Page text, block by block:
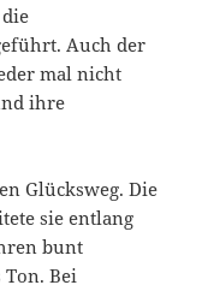
Auch der
mal nicht
ihre
Glücksweg. Die
sie entlang
bunt
Bei